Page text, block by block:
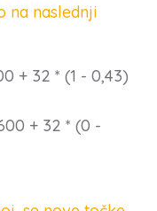
na naslednji
+ 32 * (1 - 0,43)
+ 32 * (0 -